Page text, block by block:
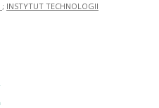
; INSTYTUT TECHNOLOGII